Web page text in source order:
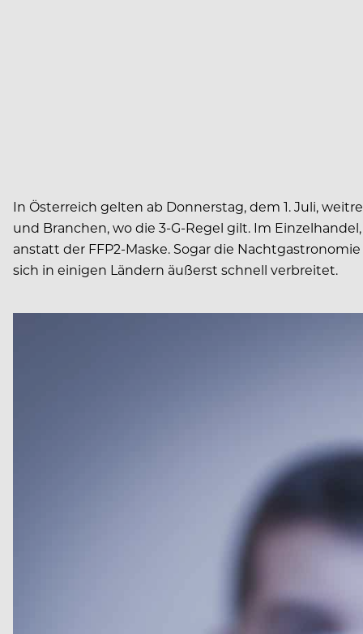
In Österreich gelten ab Donnerstag, dem 1. Juli,
und Branchen, wo die 3-G-Regel gilt. Im
anstatt der FFP2-Maske. Sogar die
sich in einigen Ländern äußerst schnell verbreitet.